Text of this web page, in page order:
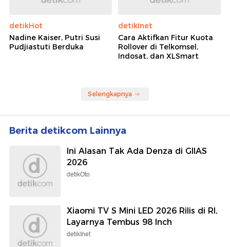
detikHot
Nadine Kaiser, Putri Susi
Pudjiastuti Berduka
detikInet
Cara Aktifkan Fitur Kuota
Rollover di Telkomsel,
Indosat, dan XLSmart
Selengkapnya
Berita detikcom Lainnya
Ini Alasan Tak Ada Denza di GIIAS
2026
detikOto
Xiaomi TV S Mini LED 2026 Rilis di RI,
Layarnya Tembus 98 Inch
detikInet